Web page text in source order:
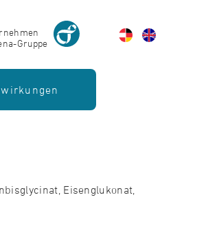
Gruppe
Eisenglukonat,